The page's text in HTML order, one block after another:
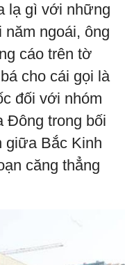
lạ gì với những
năm ngoái, ông
cáo trên tờ
cho cái gọi là
đối với nhóm
Đông trong bối
giữa Bắc Kinh
căng thẳng